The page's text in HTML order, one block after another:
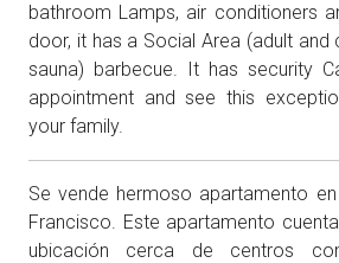
bathroom Lamps, air conditioners
door, it has a Social Area (adult and
sauna) barbecue. It has security
appointment and see this
your family.
Se vende hermoso apartamento
Francisco. Este apartamento
ubicación cerca de centros